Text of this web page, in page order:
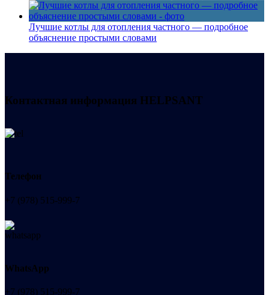
Лучшие котлы для отопления частного — подробное
объяснение простыми словами
Контактная информация HELPSANT
Телефон
+7 (978) 515-999-7
WhatsApp
+7 (978) 515-999-7